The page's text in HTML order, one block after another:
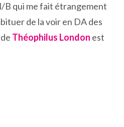
B qui me fait étrangement
de la voir en DA des
Théophilus London est